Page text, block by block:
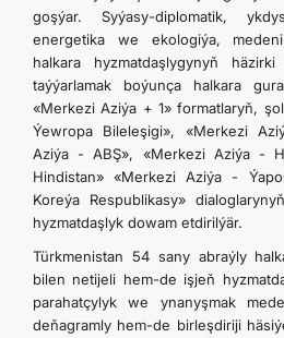
goşýar. Syýasy-diplomatik,
energetika we ekologiýa,
halkara hyzmatdaşlygynyň
taýýarlamak boýunça halkara
«Merkezi Aziýa + 1» formatlaryň,
Ýewropa Bileleşigi», «Merkezi
Aziýa - ABŞ», «Merkezi Aziýa -
Hindistan» «Merkezi Aziýa -
Koreýa Respublikasy»
hyzmatdaşlyk dowam etdirilýär.
Türkmenistan 54 sany abraýly
bilen netijeli hem-de işjeň
parahatçylyk we ynanyşmak
deňagramly hem-de birleşdiriji